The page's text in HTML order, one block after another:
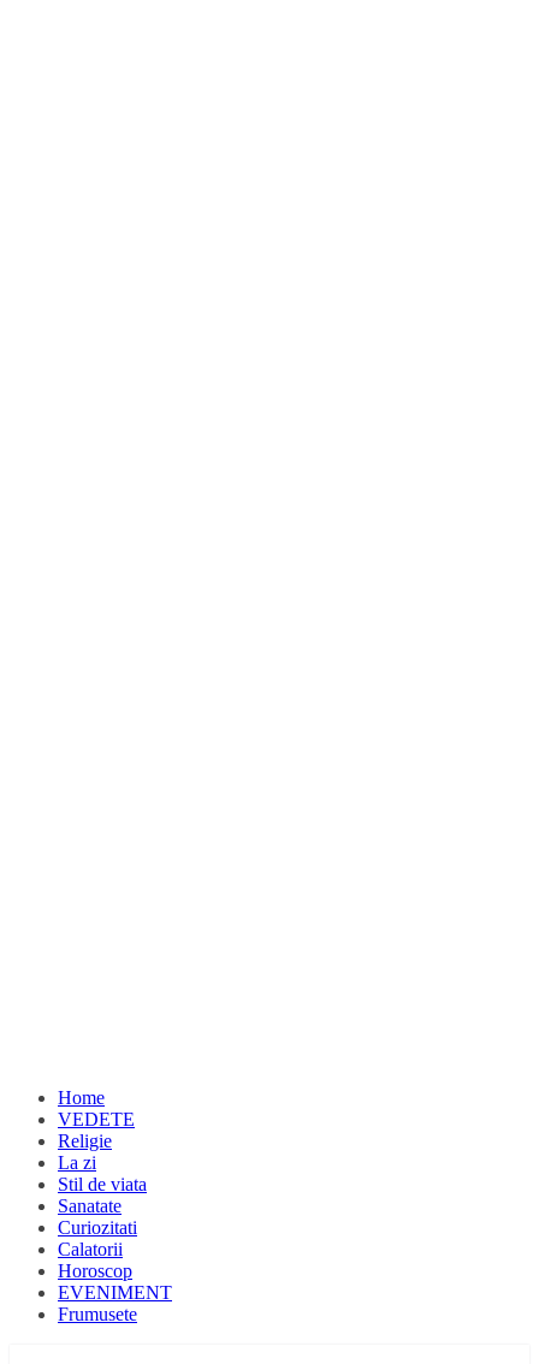
Home
VEDETE
Religie
La zi
Stil de viata
Sanatate
Curiozitati
Calatorii
Horoscop
EVENIMENT
Frumusete